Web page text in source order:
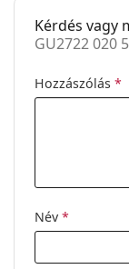
Egyéb
Kategória:
Kérdés vagy
GU2722 020
Hozzászólás *
Név *